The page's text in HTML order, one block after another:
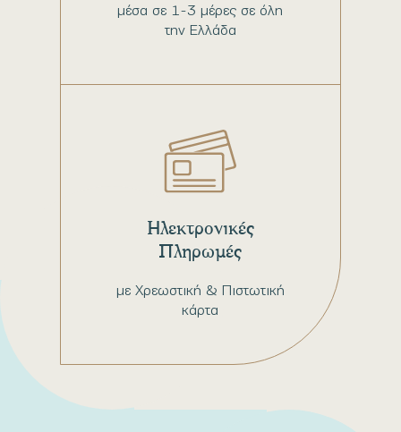
μέσα σε 1-3 μέρες σε όλη
την Ελλάδα
με Χρεωστική & Πιστωτική
κάρτα
Ηλεκτρονικές
Πληρωμές